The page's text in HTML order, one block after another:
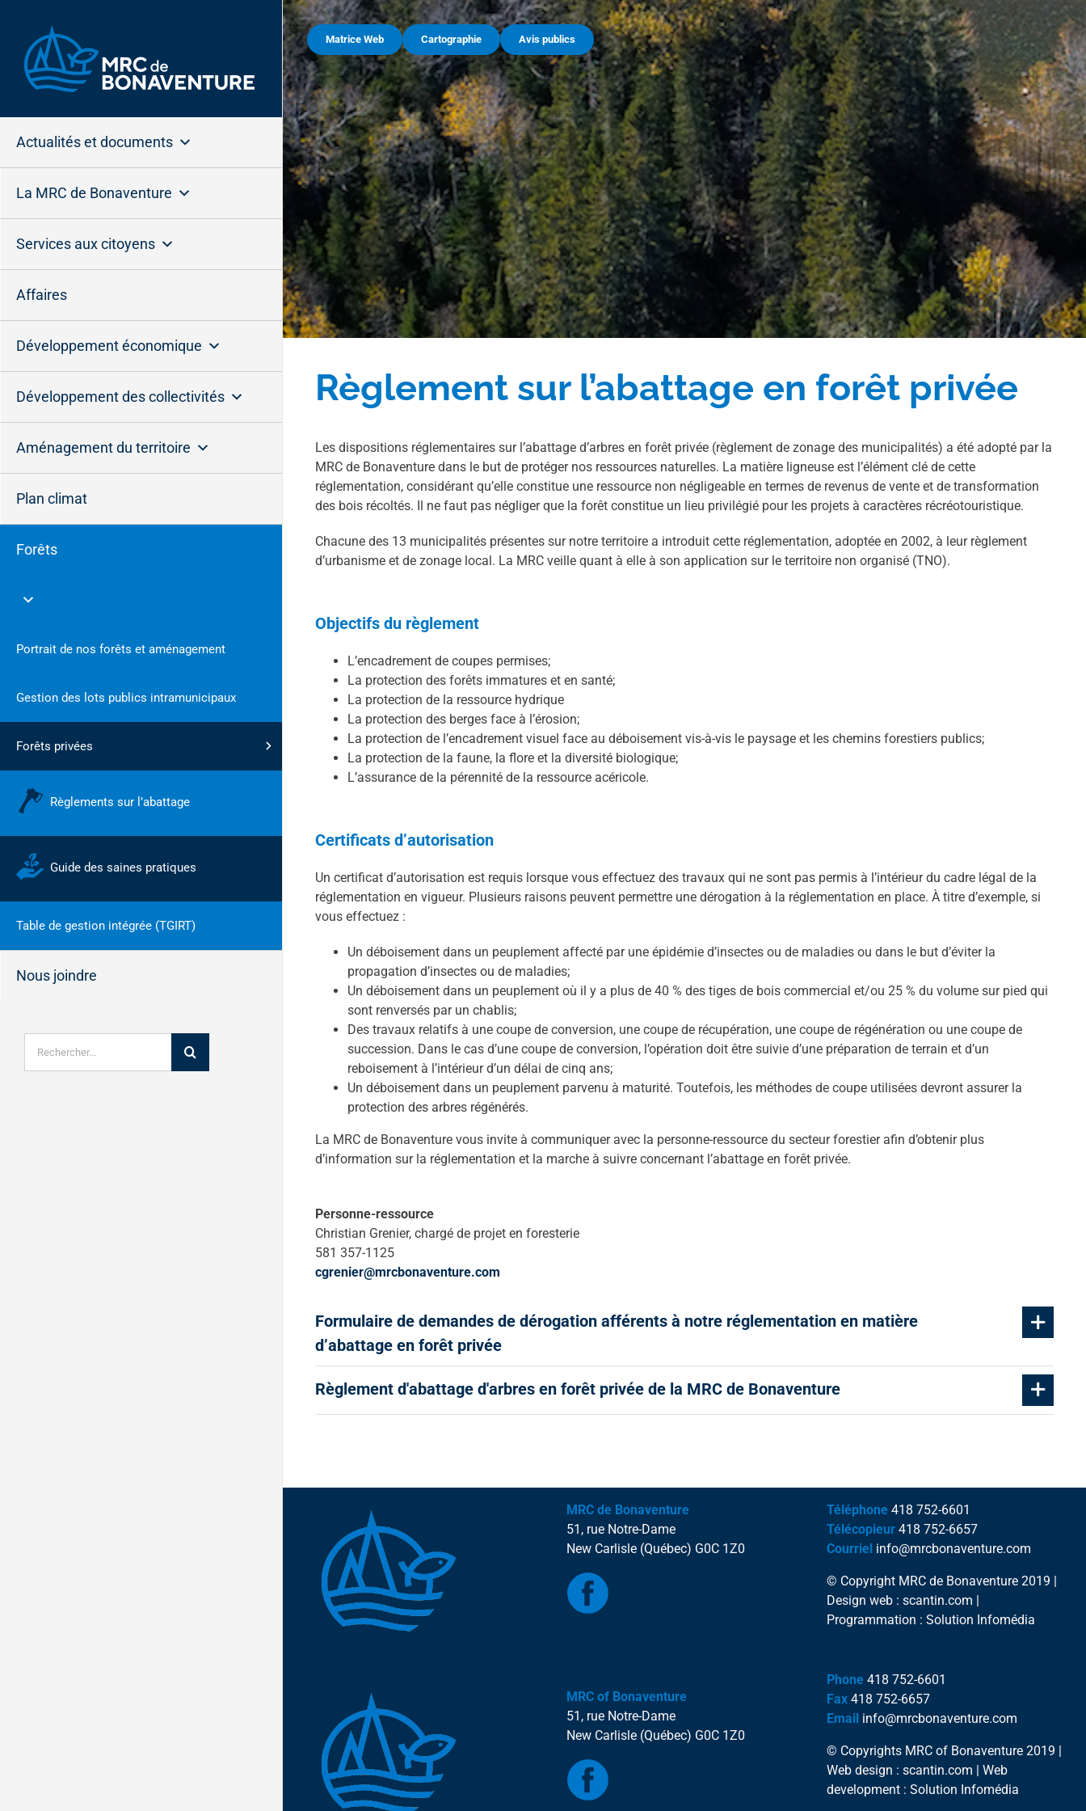
contenu
Actualités et documents
La MRC de Bonaventure
Services aux citoyens
Affaires
Développement économique
Développement des collectivités
Aménagement du territoire
Plan climat
Forêts
Portrait de nos forêts et aménagement
Gestion des lots publics intramunicipaux
Forêts privées
Règlements sur l’abattage
Guide des saines pratiques
Table de gestion intégrée (TGIRT)
Nous joindre
Matrice Web Cartographie Avis publics
Règlement sur l’abattage en forêt privée
Les dispositions réglementaires sur l’abattage d’arbres en forêt privée (règlement de zonage des municipalités) a été adopté par la
MRC de Bonaventure dans le but de protéger nos ressources naturelles. La matière ligneuse est l’élément clé de cette
réglementation, considérant qu’elle constitue une ressource non négligeable en termes de revenus de vente et de transformation
des bois récoltés. Il ne faut pas négliger que la forêt constitue un lieu privilégié pour les projets à caractères récréotouristique.
Chacune des 13 municipalités présentes sur notre territoire a introduit cette réglementation, adoptée en 2002, à leur règlement
d’urbanisme et de zonage local. La MRC veille quant à elle à son application sur le territoire non organisé (TNO).
Objectifs du règlement
L’encadrement de coupes permises;
La protection des forêts immatures et en santé;
La protection de la ressource hydrique
La protection des berges face à l’érosion;
La protection de l’encadrement visuel face au déboisement vis-à-vis le paysage et les chemins forestiers publics;
La protection de la faune, la flore et la diversité biologique;
L’assurance de la pérennité de la ressource acéricole.
Certificats d’autorisation
Un certificat d’autorisation est requis lorsque vous effectuez des travaux qui ne sont pas permis à l’intérieur du cadre légal de la
réglementation en vigueur. Plusieurs raisons peuvent permettre une dérogation à la réglementation en place. À titre d’exemple, si
vous effectuez :
Un déboisement dans un peuplement affecté par une épidémie d’insectes ou de maladies ou dans le but d’éviter la
propagation d’insectes ou de maladies;
Un déboisement dans un peuplement où il y a plus de 40 % des tiges de bois commercial et/ou 25 % du volume sur pied qui
sont renversés par un chablis;
Des travaux relatifs à une coupe de conversion, une coupe de récupération, une coupe de régénération ou une coupe de
succession. Dans le cas d’une coupe de conversion, l’opération doit être suivie d’une préparation de terrain et d’un
reboisement à l’intérieur d’un délai de cinq ans;
Un déboisement dans un peuplement parvenu à maturité. Toutefois, les méthodes de coupe utilisées devront assurer la
protection des arbres régénérés.
La MRC de Bonaventure vous invite à communiquer avec la personne-ressource du secteur forestier afin d’obtenir plus
d’information sur la réglementation et la marche à suivre concernant l’abattage en forêt privée.
Personne-ressource
Christian Grenier, chargé de projet en foresterie
581 357-1125
cgrenier@mrcbonaventure.com
Formulaire de demandes de dérogation afférents à notre réglementation en matière
d’abattage en forêt privée
Règlement d'abattage d'arbres en forêt privée de la MRC de Bonaventure
MRC de Bonaventure
51, rue Notre-Dame
New Carlisle (Québec) G0C 1Z0
MRC of Bonaventure
51, rue Notre-Dame
New Carlisle (Québec) G0C 1Z0
Téléphone418 752-6601
Télécopieur418 752-6657
Courrielinfo@mrcbonaventure.com
© Copyright MRC de Bonaventure 2019 |
Design web : scantin.com |
Programmation : Solution Infomédia
Phone418 752-6601
Fax418 752-6657
Emailinfo@mrcbonaventure.com
© Copyrights MRC of Bonaventure 2019 |
Web design : scantin.com | Web
development : Solution Infomédia